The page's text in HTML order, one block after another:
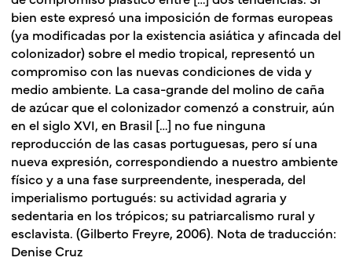
bien este expresó una imposición de formas europeas
(ya modificadas por la existencia asiática y afincada del
colonizador) sobre el medio tropical, representó un
compromiso con las nuevas condiciones de vida y
medio ambiente. La casa-grande del molino de caña
de azúcar que el colonizador comenzó a construir, aún
en el siglo XVI, en Brasil […] no fue ninguna
reproducción de las casas portuguesas, pero sí una
nueva expresión, correspondiendo a nuestro ambiente
físico y a una fase surpreendente, inesperada, del
imperialismo portugués: su actividad agraria y
sedentaria en los trópicos; su patriarcalismo rural y
esclavista. (Gilberto Freyre, 2006). Nota de traducción:
Denise Cruz